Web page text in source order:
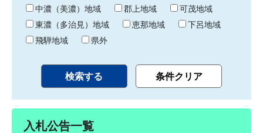
中濃（美濃）地域
郡上地域
可茂地域
東濃（多治見）地域
恵那地域
下呂地域
飛騨地域
県外
入札公告一覧